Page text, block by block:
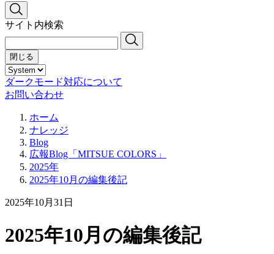
サイト内検索
閉じる
ダークモード対応について
お問い合わせ
ホーム
ナレッジ
Blog
広報Blog「MITSUE COLORS」
2025年
2025年10月の編集後記
2025年10月31日
2025年10月の編集後記